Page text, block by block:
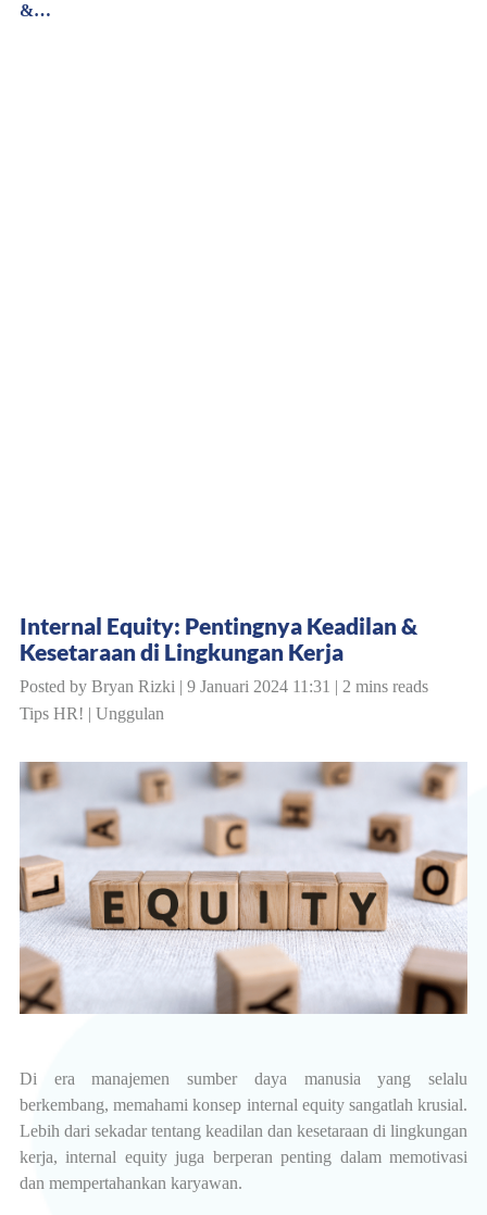
&…
Internal Equity: Pentingnya Keadilan &
Kesetaraan di Lingkungan Kerja
Posted by Bryan Rizki | 9 Januari 2024 11:31 | 2 mins reads
Tips HR! | Unggulan
Di era manajemen sumber daya manusia yang selalu
berkembang, memahami konsep internal equity sangatlah krusial.
Lebih dari sekadar tentang keadilan dan kesetaraan di lingkungan
kerja, internal equity juga berperan penting dalam memotivasi
dan mempertahankan karyawan.